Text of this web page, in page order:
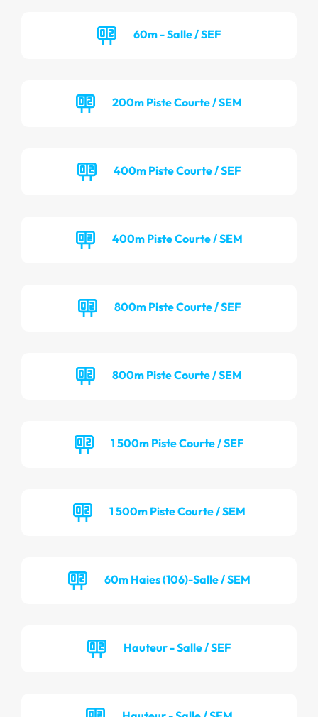
60m - Salle / SEF
200m Piste Courte / SEM
400m Piste Courte / SEF
400m Piste Courte / SEM
800m Piste Courte / SEF
800m Piste Courte / SEM
1 500m Piste Courte / SEF
1 500m Piste Courte / SEM
60m Haies (106)-Salle / SEM
Hauteur - Salle / SEF